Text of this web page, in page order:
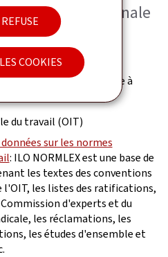
COOKIES
et internationale
au droit de l'Union
une rubrique dédiée à
du travail (OIT)
données sur les normes
: ILO NORMLEX est une base de
les textes des conventions
les listes des ratifications,
d'experts et du
les réclamations, les
les études d'ensemble et